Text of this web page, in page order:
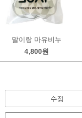
말이랑 마유비누
4,800원
수정